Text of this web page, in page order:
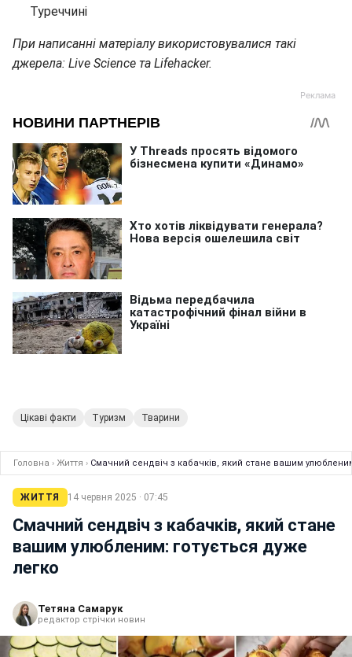
Туреччині
При написанні матеріалу використовувалися такі
джерела: Live Science та Lifehacker.
Цікаві факти Туризм Тварини
Головна › Життя › Смачний сендвіч з кабачків, який стане вашим
ЖИТТЯ 14 червня 2025 · 07:45
Смачний сендвіч з кабачків, який стане
вашим улюбленим: готується дуже
легко
Тетяна Самарук
редактор стрічки новин